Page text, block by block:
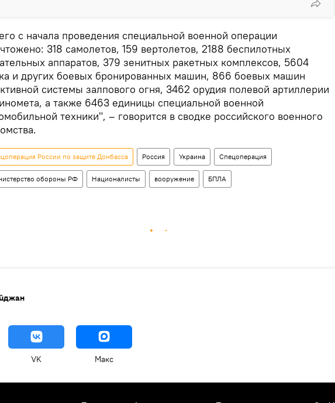
с начала проведения специальной военной операции
318 самолетов, 159 вертолетов, 2188 беспилотных
аппаратов, 379 зенитных ракетных комплексов, 5604
и других боевых бронированных машин, 866 боевых машин
системы залпового огня, 3462 орудия полевой артиллерии
а также 6463 единицы специальной военной
техники", – говорится в сводке российского военного
России по защите Донбасса Россия Украина Спецоперация
обороны РФ Националисты вооружение БПЛА
VK Макс